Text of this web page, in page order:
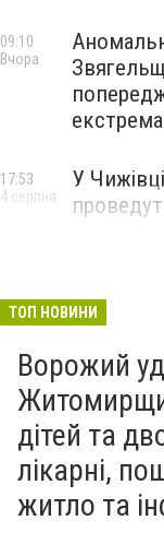
09:10
Вчора
У
17:53
4 серпня
ТОП НОВИНИ
Ворожий
дітей та
лікарні,
житло та